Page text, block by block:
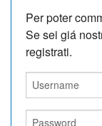
Per poter
Se sei giá
registrati.